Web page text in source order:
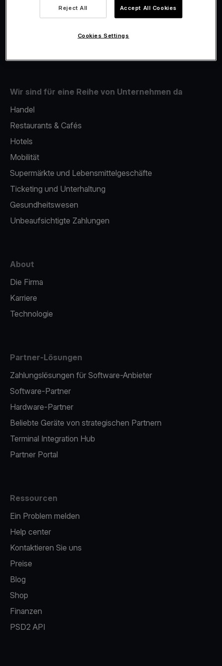
Fiskalisierung
Wir sind für eine Reihe von Unternehmen da
Handel
Restaurants & Cafés
Hotels
Mobilität
Supermärkte und Lebensmittelgeschäfte
Ticketing und Unterhaltung
Gesundheitswesen
Unbeaufsichtigte Zahlungen
About
Die Firma
Karriere
Technologie
Partner-Lösungen
Zahlungslösungen für Software-Anbieter
Software-Partner
Hardware-Partner
Beliebte Geräte von strategischen Partnern
Terminal Integration Hub
Partner Portal
Ressourcen
Ein Problem melden
Help center
Kontaktieren Sie uns
Preise
Blog
Shop
Finanzen
PSD2 API
Reject All Accept All Cookies
Cookies Settings